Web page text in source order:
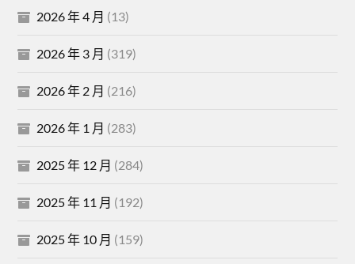
2026 年 4 月 (13)
2026 年 3 月 (319)
2026 年 2 月 (216)
2026 年 1 月 (283)
2025 年 12 月 (284)
2025 年 11 月 (192)
2025 年 10 月 (159)